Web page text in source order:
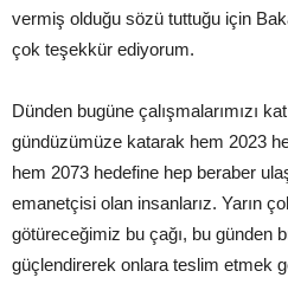
vermiş olduğu sözü tuttuğu için
çok teşekkür ediyorum.
Dünden bugüne çalışmalarımızı
gündüzümüze katarak hem 2023
hem 2073 hedefine hep beraber
emanetçisi olan insanlarız. Yarın
götüreceğimiz bu çağı, bu günden
güçlendirerek onlara teslim etmek